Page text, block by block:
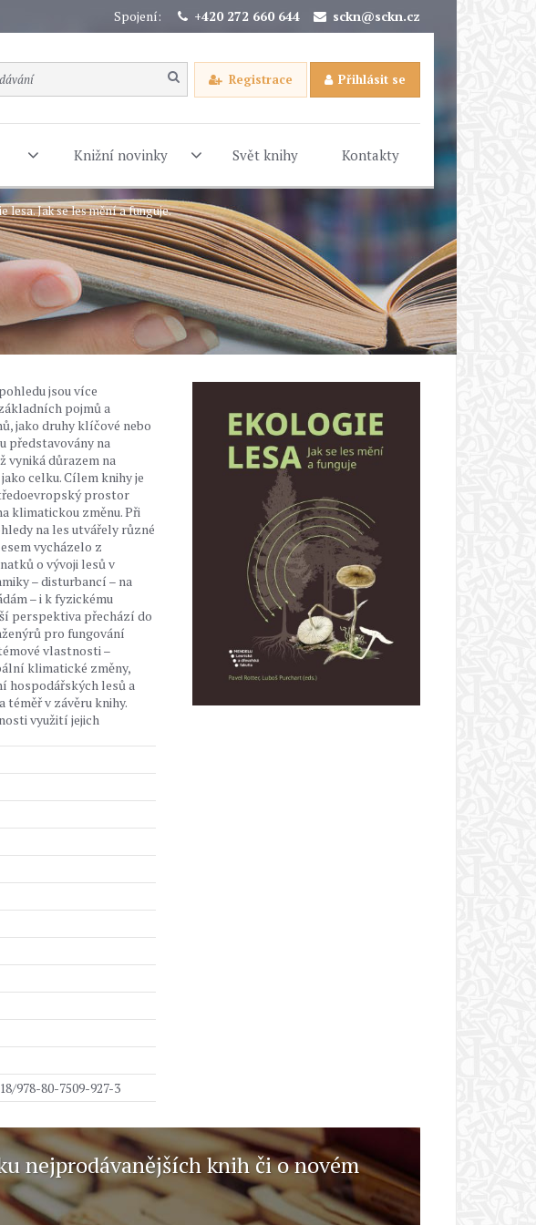
Spojení: +420 272 660 644 sckn@sckn.cz
Registrace Přihlásit se
Knižní novinky Svět knihy Kontakty
lesa. Jak se les mění a funguje.
jsou více
pojmů a
jako druhy klíčové nebo
představovány na
vyniká důrazem na
celku. Cílem knihy je
prostor
klimatickou změnu. Při
na les utvářely různé
vycházelo z
o vývoji lesů v
– disturbancí – na
– i k fyzickému
perspektiva přechází do
pro fungování
vlastnosti –
klimatické změny,
hospodářských lesů a
v závěru knihy.
využití jejich
978-80-7509-927-3
nejprodávanějších knih či o novém